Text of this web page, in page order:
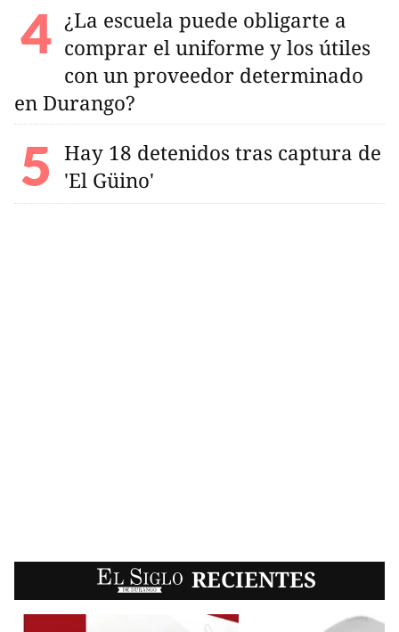
¿La escuela puede obligarte a
comprar el uniforme y los útiles
con un proveedor determinado
en Durango?
Hay 18 detenidos tras captura de
'El Güino'
EL SIGLO RECIENTES